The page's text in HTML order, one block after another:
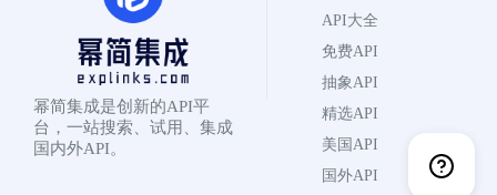
幂简集成是创新的API平
台，一站搜索、试用、集成
国内外API。
API大全
免费API
抽象API
精选API
美国API
国外API